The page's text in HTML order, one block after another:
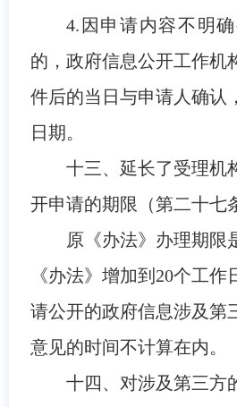
4.因申请内容不明确
的，政府信息公开工作机
件后的当日与申请人确认
日期。
十三、延长了受理机
开申请的期限（第二十七
原《办法》办理期限
《办法》增加到20个工作
请公开的政府信息涉及第
意见的时间不计算在内。
十四、对涉及第三方